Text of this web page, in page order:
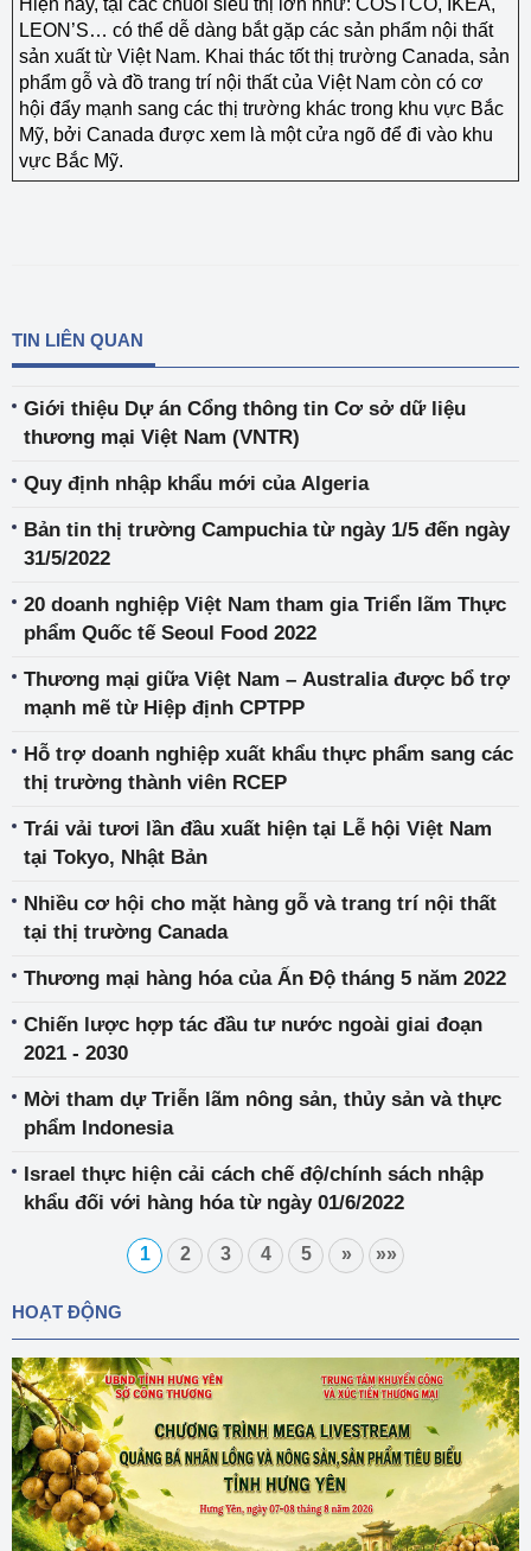
Hiện nay, tại các chuỗi siêu thị lớn như: COSTCO, IKEA,
LEON’S… có thể dễ dàng bắt gặp các sản phẩm nội thất
sản xuất từ Việt Nam. Khai thác tốt thị trường Canada, sản
phẩm gỗ và đồ trang trí nội thất của Việt Nam còn có cơ
hội đẩy mạnh sang các thị trường khác trong khu vực Bắc
Mỹ, bởi Canada được xem là một cửa ngõ để đi vào khu
vực Bắc Mỹ.
TIN LIÊN QUAN
Giới thiệu Dự án Cổng thông tin Cơ sở dữ liệu
thương mại Việt Nam (VNTR)
Quy định nhập khẩu mới của Algeria
Bản tin thị trường Campuchia từ ngày 1/5 đến ngày
31/5/2022
20 doanh nghiệp Việt Nam tham gia Triển lãm Thực
phẩm Quốc tế Seoul Food 2022
Thương mại giữa Việt Nam – Australia được bổ trợ
mạnh mẽ từ Hiệp định CPTPP
Hỗ trợ doanh nghiệp xuất khẩu thực phẩm sang các
thị trường thành viên RCEP
Trái vải tươi lần đầu xuất hiện tại Lễ hội Việt Nam
tại Tokyo, Nhật Bản
Nhiều cơ hội cho mặt hàng gỗ và trang trí nội thất
tại thị trường Canada
Thương mại hàng hóa của Ấn Độ tháng 5 năm 2022
Chiến lược hợp tác đầu tư nước ngoài giai đoạn
2021 - 2030
Mời tham dự Triễn lãm nông sản, thủy sản và thực
phẩm Indonesia
Israel thực hiện cải cách chế độ/chính sách nhập
khẩu đối với hàng hóa từ ngày 01/6/2022
1 2 3 4 5 » »»
HOẠT ĐỘNG